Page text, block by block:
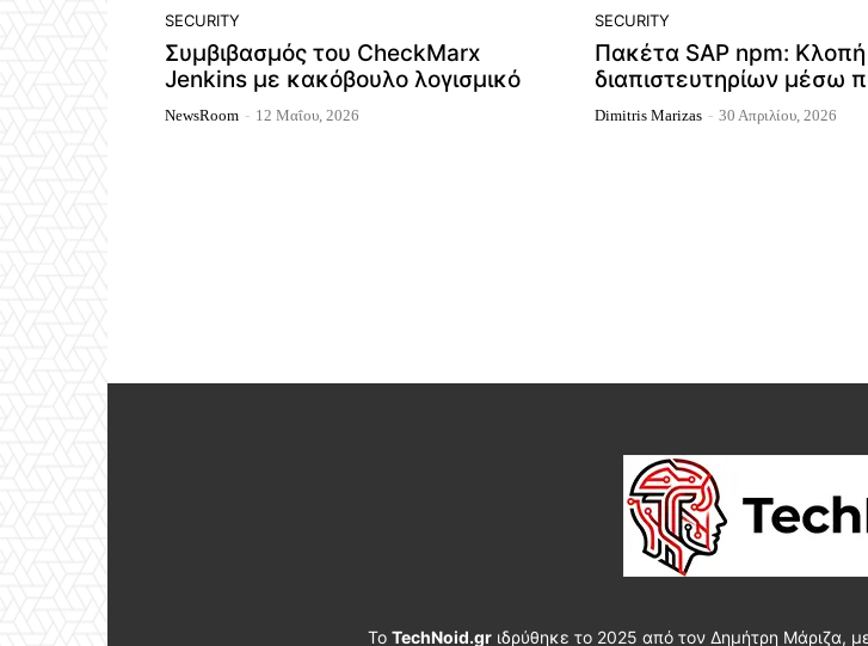
SECURITY
Συμβιβασμός του CheckMarx
Jenkins με κακόβουλο λογισμικό
NewsRoom - 12 Μαΐου, 2026
SECURITY
Πακέτα SAP npm: Κλοπή
διαπιστευτηρίων μέσω
Dimitris Marizas - 30 Απριλίου, 2026
ΤοTechNoid.gr ιδρύθηκε το 2025 από τον Δημήτρη Μάριζα,